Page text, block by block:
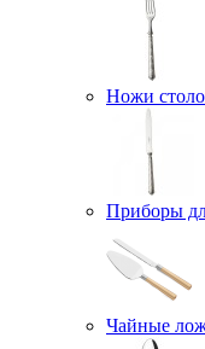
Ножи
Приборы
Чайные